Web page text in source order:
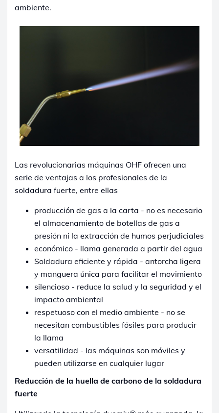
ambiente.
Las revolucionarias máquinas OHF ofrecen una
serie de ventajas a los profesionales de la
soldadura fuerte, entre ellas
producción de gas a la carta - no es necesario
el almacenamiento de botellas de gas a
presión ni la extracción de humos perjudiciales
económico - llama generada a partir del agua
Soldadura eficiente y rápida - antorcha ligera
y manguera única para facilitar el movimiento
silencioso - reduce la salud y la seguridad y el
impacto ambiental
respetuoso con el medio ambiente - no se
necesitan combustibles fósiles para producir
la llama
versatilidad - las máquinas son móviles y
pueden utilizarse en cualquier lugar
Reducción de la huella de carbono de la soldadura
fuerte